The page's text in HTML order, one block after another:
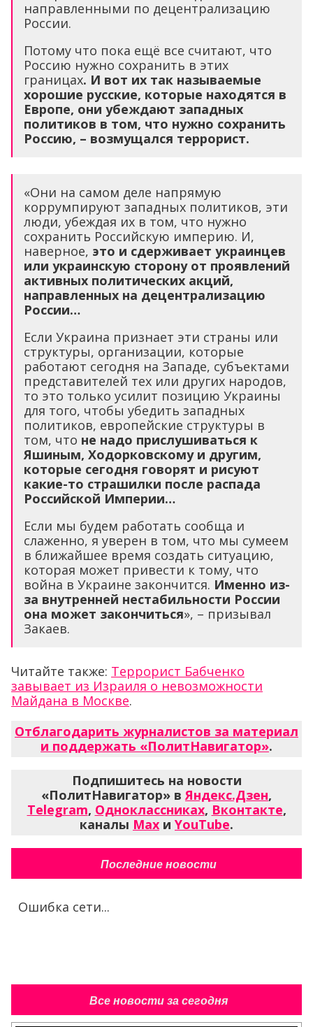
направленными по децентрализацию
России.
Потому что пока ещё все считают, что
Россию нужно сохранить в этих
границах. И вот их так называемые
хорошие русские, которые находятся в
Европе, они убеждают западных
политиков в том, что нужно сохранить
Россию, – возмущался террорист.
«Они на самом деле напрямую
коррумпируют западных политиков, эти
люди, убеждая их в том, что нужно
сохранить Российскую империю. И,
наверное, это и сдерживает украинцев
или украинскую сторону от проявлений
активных политических акций,
направленных на децентрализацию
России…
Если Украина признает эти страны или
структуры, организации, которые
работают сегодня на Западе, субъектами
представителей тех или других народов,
то это только усилит позицию Украины
для того, чтобы убедить западных
политиков, европейские структуры в
том, что не надо прислушиваться к
Яшиным, Ходорковскому и другим,
которые сегодня говорят и рисуют
какие-то страшилки после распада
Российской Империи…
Если мы будем работать сообща и
слаженно, я уверен в том, что мы сумеем
в ближайшее время создать ситуацию,
которая может привести к тому, что
война в Украине закончится. Именно из-
за внутренней нестабильности России
она может закончиться», – призывал
Закаев.
Читайте также: Террорист Бабченко
завывает из Израиля о невозможности
Майдана в Москве.
Отблагодарить журналистов за материал
и поддержать «ПолитНавигатор».
Подпишитесь на новости
«ПолитНавигатор» в Яндекс.Дзен,
Telegram, Одноклассниках, Вконтакте,
каналы Max и YouTube.
Последние новости
Ошибка сети...
Все новости за сегодня